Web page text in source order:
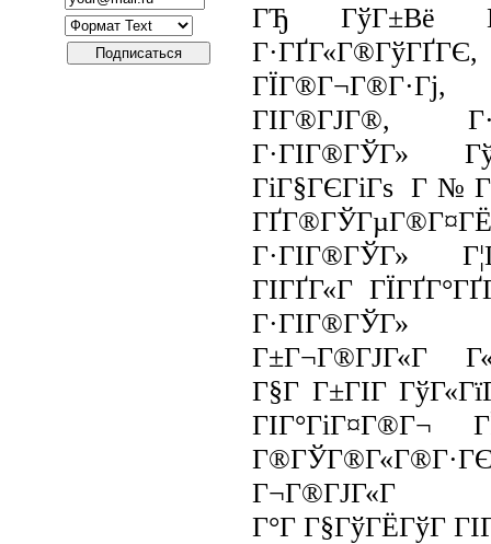
ГЂ ГўГ±Вё
ГІГ®ГЈГ®,
Г·ГІГ®ГЎГ»
ГіГ§ГЄГіГѕ
Г·ГІГ®ГЎГ»
ГІГҐГ«Г
Г±Г¬Г®ГЈГ«Г
Г§Г Г±ГІГ
ГІГ°ГіГ¤Г®Г¬
Г°Г Г§ГўГЁГўГ